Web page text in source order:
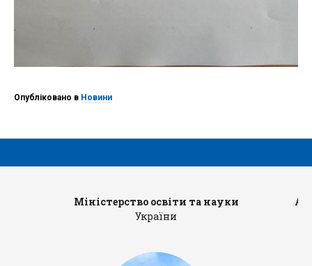
Опубліковано в Новини
Міністерство освіти та науки
України